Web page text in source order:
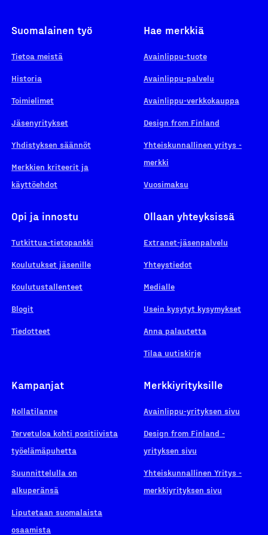
Suomalainen työ
Tietoa meistä
Historia
Toimielimet
Jäsenyritykset
Yhdistyksen säännöt
Merkkien kriteerit ja
käyttöehdot
Hae merkkiä
Avainlippu-tuote
Avainlippu-palvelu
Avainlippu-verkkokauppa
Design from Finland
Yhteiskunnallinen yritys -
merkki
Vuosimaksu
Opi ja innostu
Tutkittua-tietopankki
Koulutukset jäsenille
Koulutustallenteet
Blogit
Tiedotteet
Ollaan yhteyksissä
Extranet-jäsenpalvelu
Yhteystiedot
Medialle
Usein kysytyt kysymykset
Anna palautetta
Tilaa uutiskirje
Kampanjat
Nollatilanne
Tervetuloa kohti positiivista
työelämäpuhetta
Suunnittelulla on
alkuperänsä
Liputetaan suomalaista
osaamista
Merkkiyrityksille
Avainlippu-yrityksen sivu
Design from Finland -
yrityksen sivu
Yhteiskunnallinen Yritys -
merkkiyrityksen sivu